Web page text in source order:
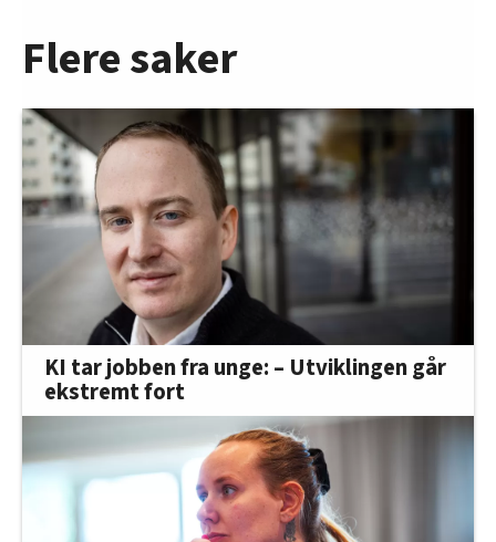
Flere saker
KI tar jobben fra unge: – Utviklingen går
ekstremt fort